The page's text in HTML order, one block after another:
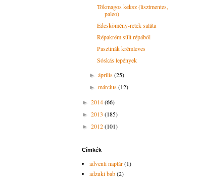
Tökmagos keksz (lisztmentes,
paleo)
Édeskömény-retek saláta
Répakrém sült répából
Pasztinák krémleves
Sóskás lepények
►április(25)
►március(12)
► 2014(66)
► 2013 (185)
► 2012(101)
Címkék
adventi naptár(1)
adzuki bab(2)